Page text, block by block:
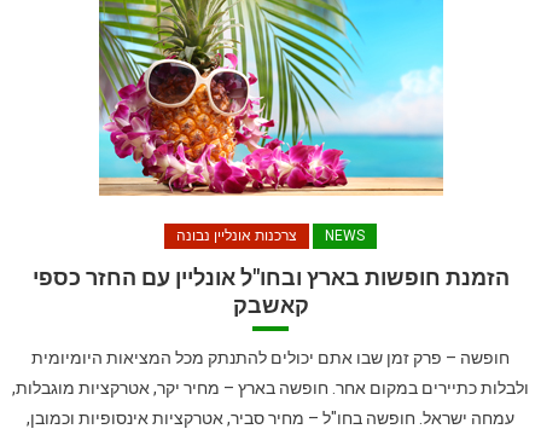
NEWS צרכנות אונליין נבונה
הזמנת חופשות בארץ ובחו"ל אונליין עם החזר כספי
קאשבק
חופשה – פרק זמן שבו אתם יכולים להתנתק מכל המציאות היומיומית
ולבלות כתיירים במקום אחר. חופשה בארץ – מחיר יקר, אטרקציות מוגבלות,
עמחה ישראל. חופשה בחו"ל – מחיר סביר, אטרקציות אינסופיות וכמובן,